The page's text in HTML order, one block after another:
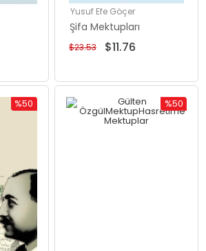
Yusuf Efe Göçer
Şifa Mektupları
$11.76
$23.53
%50
%50
İndirim